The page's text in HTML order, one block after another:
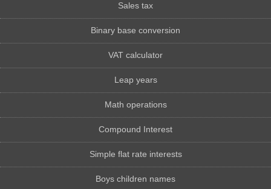
Sales tax
Binary base conversion
VAT calculator
Leap years
Math operations
Compound Interest
Simple flat rate interests
Boys children names